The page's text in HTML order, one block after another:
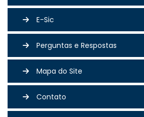
E-Sic
Perguntas e Respostas
Mapa do Site
Contato